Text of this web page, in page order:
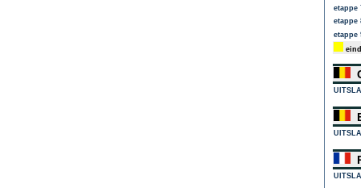
etappe
etappe
etappe